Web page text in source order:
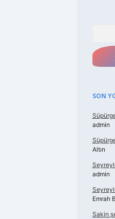
SON
admin
Altın
admin
Emrah
Sakin